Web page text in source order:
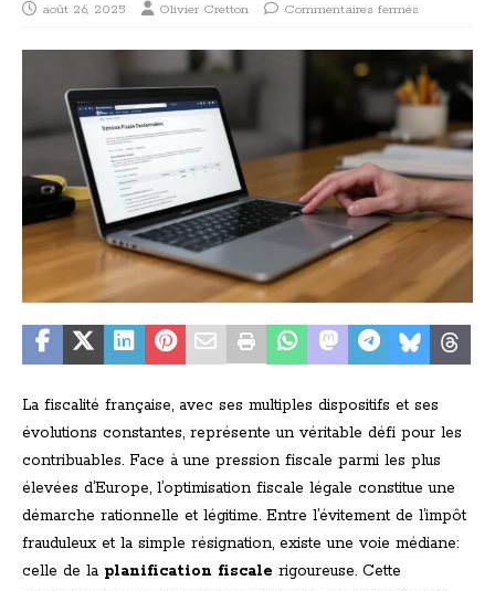
août 26, 2025 Olivier Cretton Commentaires fermés
La fiscalité française, avec ses multiples dispositifs et ses
évolutions constantes, représente un véritable défi pour les
contribuables. Face à une pression fiscale parmi les plus
élevées d’Europe, l’optimisation fiscale légale constitue une
démarche rationnelle et légitime. Entre l’évitement de l’impôt
frauduleux et la simple résignation, existe une voie médiane:
celle de la planification fiscale rigoureuse. Cette